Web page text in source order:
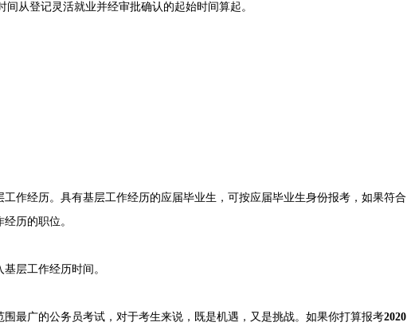
从登记灵活就业并经审批确认的起始时间算起。
经历。具有基层工作经历的应届毕业生，可按应届毕业生身份报考，如果符合
历的职位。
层工作经历时间。
最广的公务员考试，对于考生来说，既是机遇，又是挑战。如果你打算报考2020